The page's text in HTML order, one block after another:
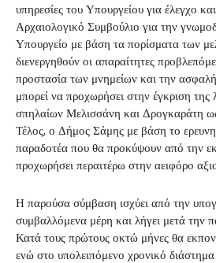
υπηρεσίες του Υπουργείου για έλεγχο
Αρχαιολογικό Συμβούλιο για την
Υπουργείο με βάση τα πορίσματα των
διενεργηθούν οι απαραίτητες
προστασία των μνημείων και την
μπορεί να προχωρήσει στην έγκριση της
σπηλαίων Μελισσάνη και Δρογκαράτη
Τέλος, ο Δήμος Σάμης με βάση το
παραδοτέα που θα προκύψουν από την
προχωρήσει περαιτέρω στην αειφόρο
Η παρούσα σύμβαση ισχύει από την
συμβαλλόμενα μέρη και λήγει μετά την
Κατά τους πρώτους οκτώ μήνες θα
ενώ στο υπολειπόμενο χρονικό